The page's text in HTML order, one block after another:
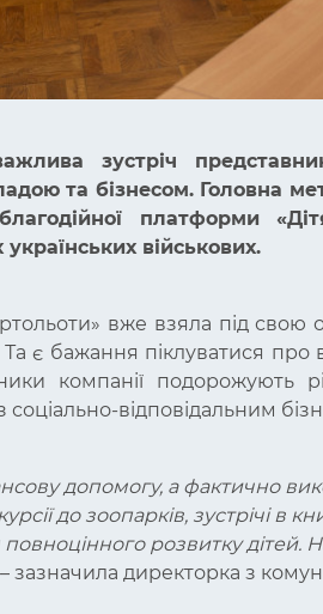
зустріч
та бізнесом. Головна
платформи
військових.
вже взяла під свою
є бажання піклуватися про
компанії подорожують
соціально-відповідальним
допомогу, а фактично
до зоопарків, зустрічі в
розвитку
– зазначила директорка з